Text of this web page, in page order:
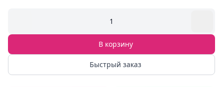
1
В корзину
Быстрый заказ